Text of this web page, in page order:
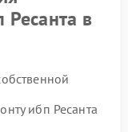
Ресанта в
ибп Ресанта